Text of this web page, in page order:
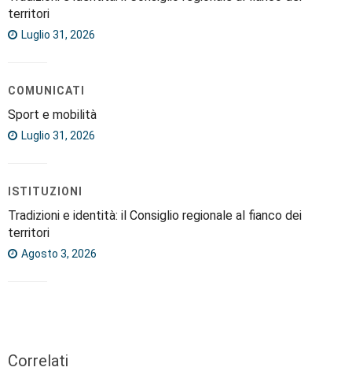
territori
Luglio 31, 2026
COMUNICATI
Sport e mobilità
Luglio 31, 2026
ISTITUZIONI
Tradizioni e identità: il Consiglio regionale al fianco dei
territori
Agosto 3, 2026
Correlati